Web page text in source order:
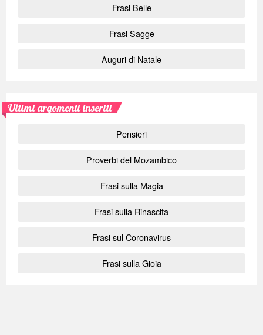
Frasi Belle
Frasi Sagge
Auguri di Natale
Ultimi argomenti inseriti
Pensieri
Proverbi del Mozambico
Frasi sulla Magia
Frasi sulla Rinascita
Frasi sul Coronavirus
Frasi sulla Gioia